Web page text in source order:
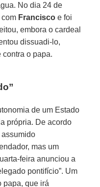
No dia 24 de
Francisco e foi
embora o cardeal
dissuadi-lo,
contra o papa.
de um Estado
própria. De acordo
assumido
mas um
feira anunciou a
pontifício”. Um
papa, que irá